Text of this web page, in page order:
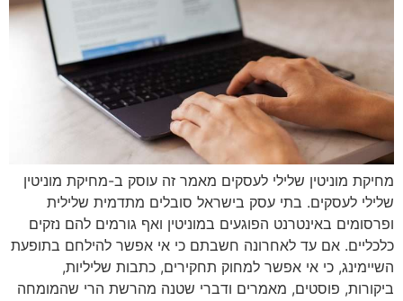
מחיקת מוניטין שלילי לעסקים מאמר זה עוסק ב-מחיקת מוניטין
שלילי לעסקים. בתי עסק בישראל סובלים מתדמית שלילית
ופרסומים באינטרנט הפוגעים במוניטין ואף גורמים להם נזקים
כלכליים. אם עד לאחרונה חשבתם כי אי אפשר להילחם בתופעת
השיימינג, כי אי אפשר למחוק תחקירים, כתבות שליליות,
ביקורות, פוסטים, מאמרים ודברי שטנה מהרשת הרי שהמומחה